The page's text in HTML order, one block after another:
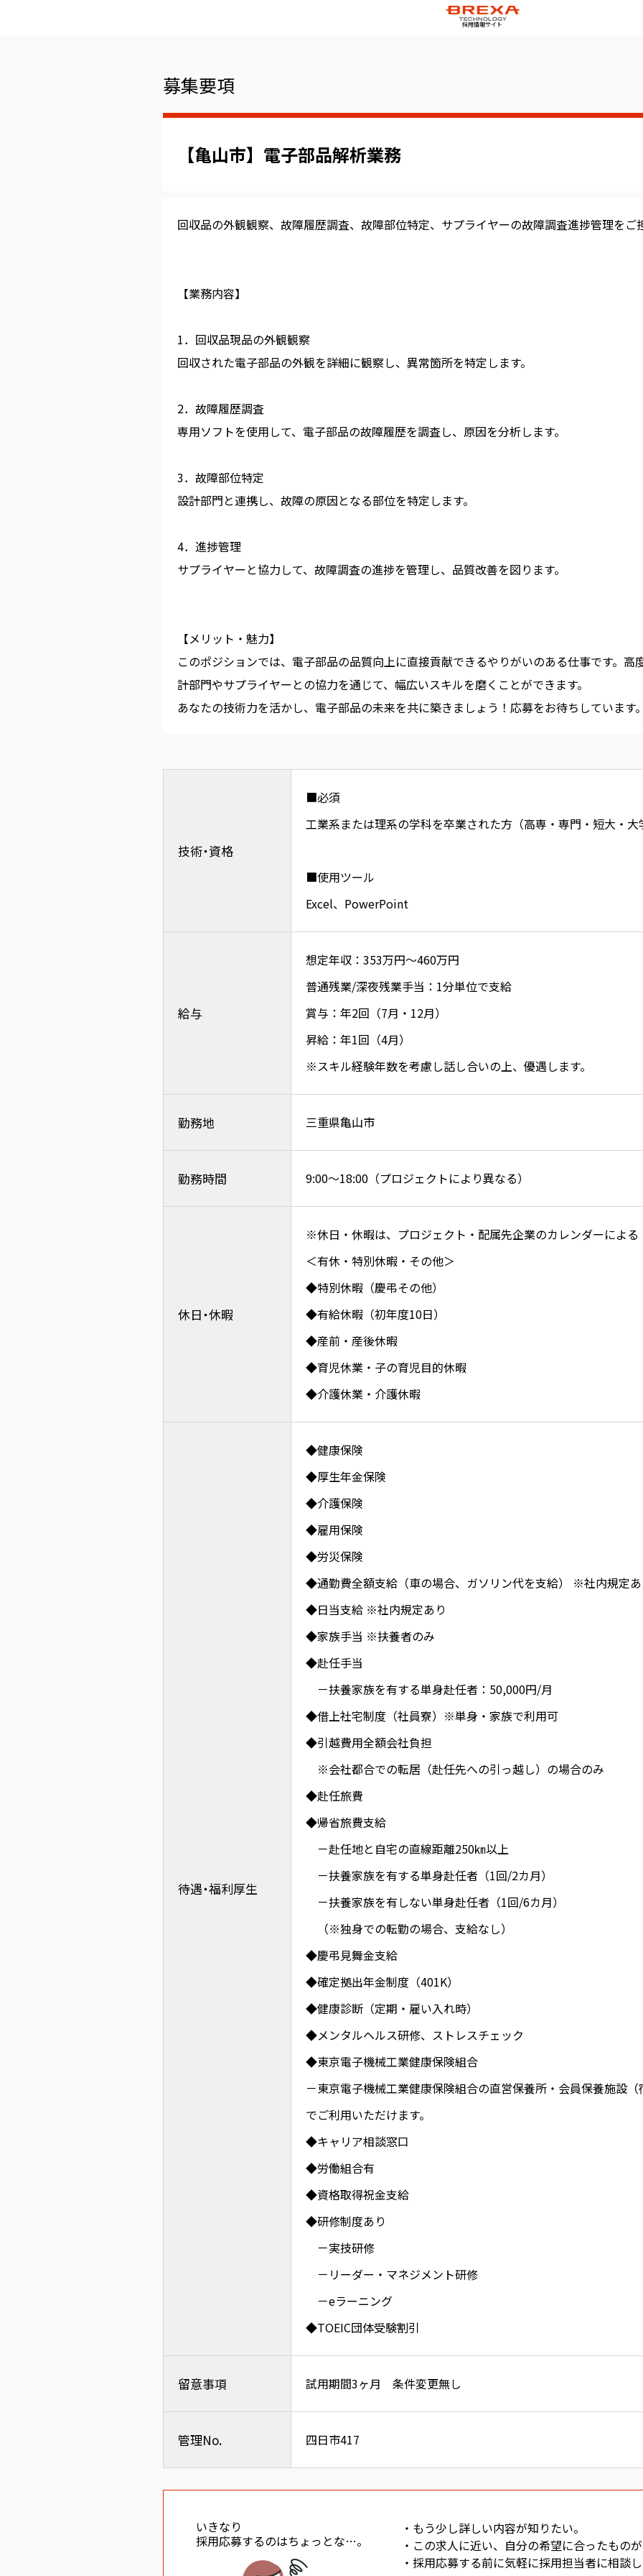
採用情報サイト
募集要項
【亀山市】電子部品解析業務
回収品の外観観察、故障履歴調査、故障部位特定、サプライヤーの故障調査進捗管理をご
【業務内容】
1．回収品現品の外観観察
回収された電子部品の外観を詳細に観察し、異常箇所を特定します。
2．故障履歴調査
専用ソフトを使用して、電子部品の故障履歴を調査し、原因を分析します。
3．故障部位特定
設計部門と連携し、故障の原因となる部位を特定します。
4．進捗管理
サプライヤーと協力して、故障調査の進捗を管理し、品質改善を図ります。
【メリット・魅力】
このポジションでは、電子部品の品質向上に直接貢献できるやりがいのある仕事です。高
計部門やサプライヤーとの協力を通じて、幅広いスキルを磨くことができます。
あなたの技術力を活かし、電子部品の未来を共に築きましょう！応募をお待ちしています
技術・資格
■必須
工業系または理系の学科を卒業された方（高専・専門・短大・
■使用ツール
Excel、PowerPoint
給与
想定年収：353万円～460万円
普通残業/深夜残業手当：1分単位で支給
賞与：年2回（7月・12月）
昇給：年1回（4月）
※スキル経験年数を考慮し話し合いの上、優遇します。
勤務地 三重県亀山市
勤務時間 9:00～18:00（プロジェクトにより異なる）
休日・休暇
※休日・休暇は、プロジェクト・配属先企業のカレンダーによる
＜有休・特別休暇・その他＞
◆特別休暇（慶弔その他）
◆有給休暇（初年度10日）
◆産前・産後休暇
◆育児休業・子の育児目的休暇
◆介護休業・介護休暇
待遇・福利厚生
◆健康保険
◆厚生年金保険
◆介護保険
◆雇用保険
◆労災保険
◆通勤費全額支給（車の場合、ガソリン代を支給） ※社内規定
◆日当支給 ※社内規定あり
◆家族手当 ※扶養者のみ
◆赴任手当
－扶養家族を有する単身赴任者：50,000円/月
◆借上社宅制度（社員寮）※単身・家族で利用可
◆引越費用全額会社負担
※会社都合での転居（赴任先への引っ越し）の場合のみ
◆赴任旅費
◆帰省旅費支給
－赴任地と自宅の直線距離250㎞以上
－扶養家族を有する単身赴任者（1回/2カ月）
－扶養家族を有しない単身赴任者（1回/6カ月）
（※独身での転勤の場合、支給なし）
◆慶弔見舞金支給
◆確定拠出年金制度（401K）
◆健康診断（定期・雇い入れ時）
◆メンタルヘルス研修、ストレスチェック
◆東京電子機械工業健康保険組合
－東京電子機械工業健康保険組合の直営保養所・会員保養施設
でご利用いただけます。
◆キャリア相談窓口
◆労働組合有
◆資格取得祝金支給
◆研修制度あり
－実技研修
－リーダー・マネジメント研修
－eラーニング
◆TOEIC団体受験割引
留意事項 試用期間3ヶ月 条件変更無し
管理No. 四日市417
いきなり
採用応募するのはちょっとな…。
・もう少し詳しい内容が知りたい。
・この求人に近い、自分の希望に合ったもの
・採用応募する前に気軽に採用担当者に相談